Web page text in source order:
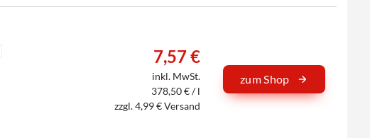
7,57 €
inkl. MwSt.
378,50 € / l
zzgl. 4,99 € Versand
zum Shop